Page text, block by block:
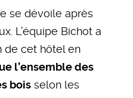
se dévoile après
L’équipe Bichot a
de cet hôtel en
l’ensemble des
bois selon les